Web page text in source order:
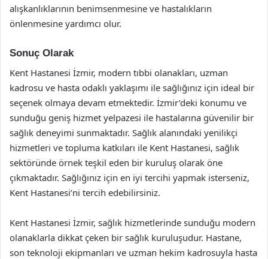
alışkanlıklarının benimsenmesine ve hastalıkların
önlenmesine yardımcı olur.
Sonuç Olarak
Kent Hastanesi İzmir, modern tıbbi olanakları, uzman
kadrosu ve hasta odaklı yaklaşımı ile sağlığınız için ideal bir
seçenek olmaya devam etmektedir. İzmir’deki konumu ve
sunduğu geniş hizmet yelpazesi ile hastalarına güvenilir bir
sağlık deneyimi sunmaktadır. Sağlık alanındaki yenilikçi
hizmetleri ve topluma katkıları ile Kent Hastanesi, sağlık
sektöründe örnek teşkil eden bir kuruluş olarak öne
çıkmaktadır. Sağlığınız için en iyi tercihi yapmak isterseniz,
Kent Hastanesi’ni tercih edebilirsiniz.
Kent Hastanesi İzmir, sağlık hizmetlerinde sunduğu modern
olanaklarla dikkat çeken bir sağlık kuruluşudur. Hastane,
son teknoloji ekipmanları ve uzman hekim kadrosuyla hasta